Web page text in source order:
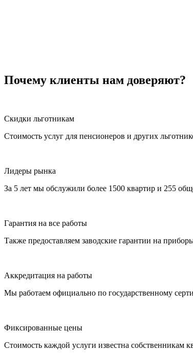
Почему клиенты нам доверяют?
Скидки льготникам
Стоимость услуг для пенсионеров и других
Лидеры рынка
За 5 лет мы обслужили более 1500 квартир и 255
Гарантия на все работы
Также предоставляем заводские гарантии на
Аккредитация на работы
Мы работаем официально по государственному
Фиксированные цены
Стоимость каждой услуги известна собственникам